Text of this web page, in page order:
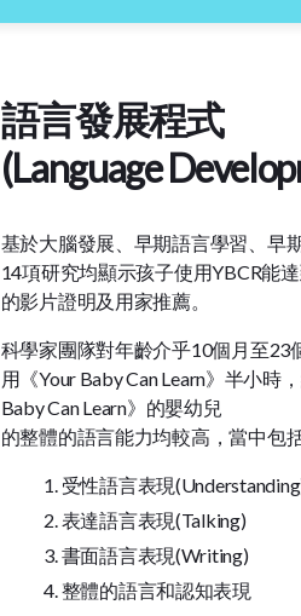
語言發展程式
(Language
基於大腦發展、早期語言學習、早
14項研究均顯示孩子使用YBCR能
的影片證明及用家推薦。
科學家團隊對年齡介乎10個月至23
用《Your Baby Can Learn》半小時
Baby Can Learn》的嬰幼兒
的整體的語言能力均較高，當中包
受性語言表現
表達語言表現(Talking)
書面語言表現(Writing)
整體的語言和認知表現